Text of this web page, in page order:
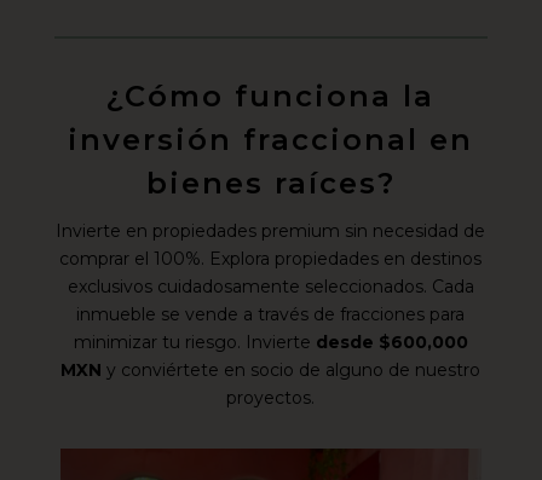
¿Cómo funciona la
inversión fraccional en
bienes raíces?
Invierte en propiedades premium sin necesidad de
comprar el 100%. Explora propiedades en destinos
exclusivos cuidadosamente seleccionados. Cada
inmueble se vende a través de fracciones para
minimizar tu riesgo. Invierte desde $600,000
MXN y conviértete en socio de alguno de nuestro
proyectos.